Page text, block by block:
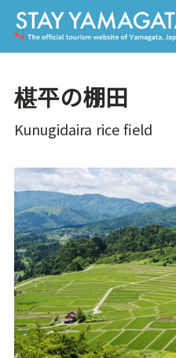
椹平の棚田
Kunugidaira rice field